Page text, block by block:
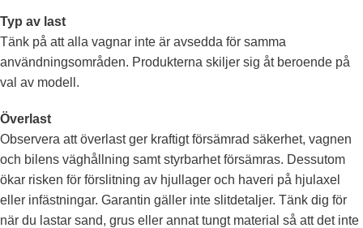
Typ av last
Tänk på att alla vagnar inte är avsedda för samma
användningsområden. Produkterna skiljer sig åt beroende på
val av modell.
Överlast
Observera att överlast ger kraftigt försämrad säkerhet, vagnen
och bilens väghållning samt styrbarhet försämras. Dessutom
ökar risken för förslitning av hjullager och haveri på hjulaxel
eller infästningar. Garantin gäller inte slitdetaljer. Tänk dig för
när du lastar sand, grus eller annat tungt material så att det inte